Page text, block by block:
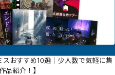
スおすすめ10選｜少人数で気軽に集
品紹介！】